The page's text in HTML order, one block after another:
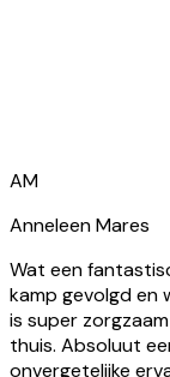
Anneleen Mares
Wat een
is super
thuis. Absoluut
onvergetelijke
JV